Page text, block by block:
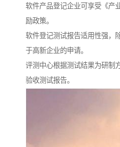
软件产品登记企业可享受《产
励政策。
软件登记测试报告适用性强，
于高新企业的申请。
评测中心根据测试结果为研制
验收测试报告。